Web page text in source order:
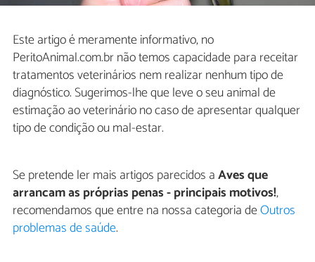
Este artigo é meramente informativo, no
PeritoAnimal.com.br não temos capacidade para receitar
tratamentos veterinários nem realizar nenhum tipo de
diagnóstico. Sugerimos-lhe que leve o seu animal de
estimação ao veterinário no caso de apresentar qualquer
tipo de condição ou mal-estar.
Se pretende ler mais artigos parecidos aAves que
arrancam as próprias penas - principais motivos!,
recomendamos que entre na nossa categoria deOutros
problemas de saúde.